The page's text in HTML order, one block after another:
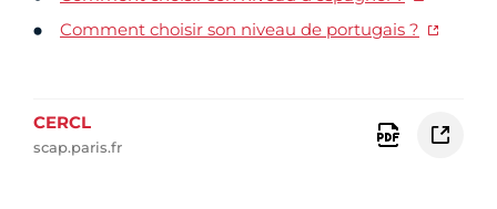
Comment choisir son niveau de portugais ?
CERCL
scap.paris.fr